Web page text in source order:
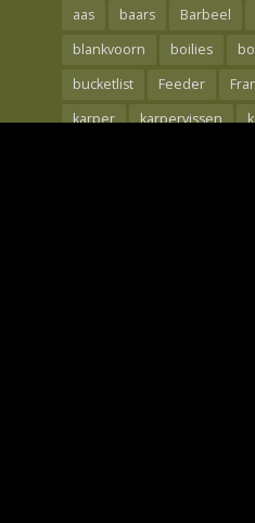
aas baars Barbeel
blankvoorn
boilies
bucketlist
Feeder
karper
karpervissen